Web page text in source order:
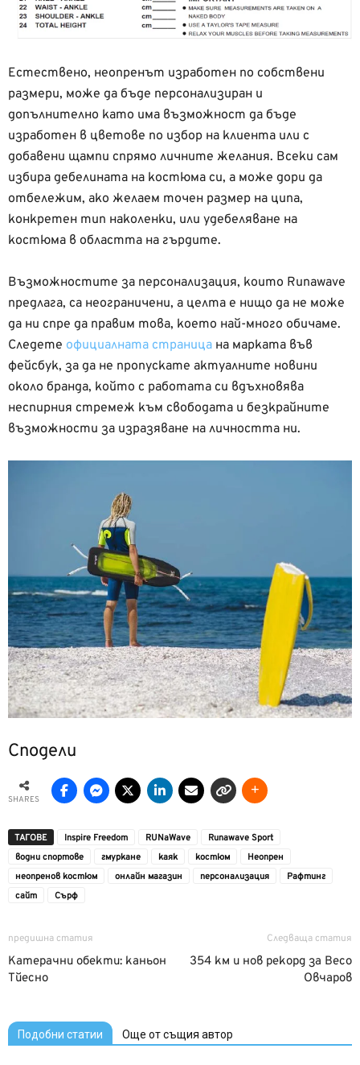
Естествено, неопренът изработен по собствени
размери, може да бъде персонализиран и
допълнително като има възможност да бъде
изработен в цветове по избор на клиента или с
добавени щампи спрямо личните желания. Всеки сам
избира дебелината на костюма си, а може дори да
отбележим, ако желаем точен размер на ципа,
конкретен тип наколенки, или удебеляване на
костюма в областта на гърдите.
Възможностите за персонализация, които Runawave
предлага, са неограничени, а целта е нищо да не може
да ни спре да правим това, което най-много обичаме.
Следете официалната страница на марката във
фейсбук, за да не пропускате актуалните новини
около бранда, който с работата си вдъхновява
неспирния стремеж към свободата и безкрайните
възможности за изразяване на личността ни.
Сподели
SHARES
ТАГОВЕ Inspire Freedom RUNaWave
Runawave Sport
водни спортове
гмуркане каяк костюм
Неопрен
неопренов костюм
онлайн магазин персонализация
Рафтинг
сайт
Сърф
предишна статия
Катерачни обекти: каньон
Тйесно
Следваща статия
354 км и нов рекорд за Весо
Овчаров
Подобни статии Още от същия автор